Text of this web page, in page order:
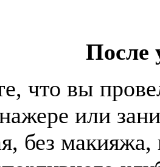
После
что вы
или
без макияжа,